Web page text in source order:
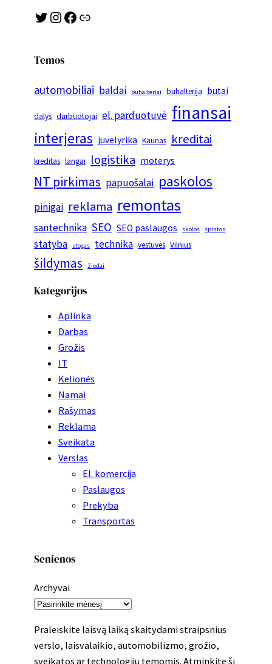
Twitter Instagram Facebook Link
Temos
automobiliai baldai buhalteriai buhalterija butai
dalys darbuotojai el. parduotuvė finansai
interjeras juvelyrika Kaunas kreditai
kreditas langai logistika moterys
NT pirkimas papuošalai paskolos
pinigai reklama remontas
santechnika SEO SEO paslaugos skolos spintos
statyba stogas technika vestuvės Vilnius
šildymas žiedai
Kategorijos
Aplinka
Darbas
Grožis
IT
Kelionės
Namai
Rašymas
Reklama
Sveikata
Verslas
El. komercija
Paslaugos
Prekyba
Transportas
Senienos
Archyvai
Praleiskite laisvą laiką skaitydami straipsnius
verslo, laisvalaikio, automobilizmo, grožio,
sveikatos ar technologijų temomis. Atminkite šį